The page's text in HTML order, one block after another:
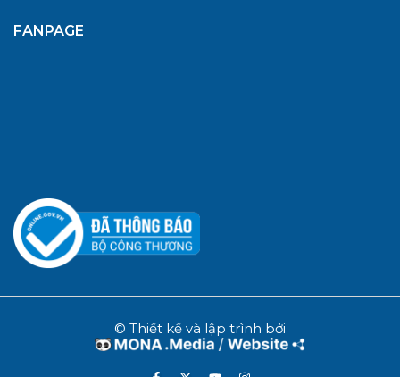
FANPAGE
© Thiết kế và lập trình bởi